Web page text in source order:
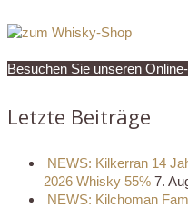
Besuchen Sie unseren
Letzte Beiträge
NEWS: Kilkerran 14
2026 Whisky 55% 7.
NEWS: Kilchoman